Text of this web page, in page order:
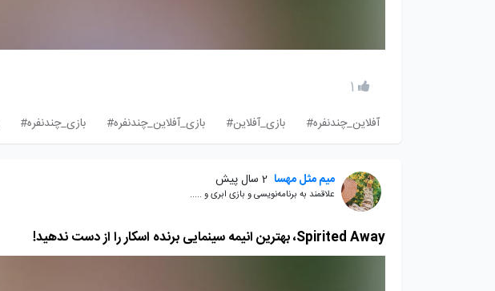
1
آفلاین_چندنفره#
بازی_آفلاین# بازی_آفلاین_چندنفره# بازی_چندنفره#
میم مثل مهسا 2 سال پیش
علاقمند به برنامه‌نویسی و بازی ابری و .....
Spirited Away، بهترین انیمه سینمایی برنده اسکار را از دست ندهید!